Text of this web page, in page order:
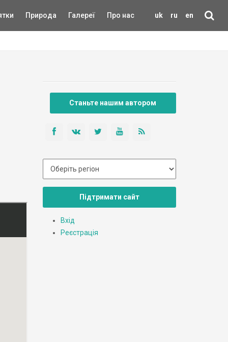
uk ru en
Природа Галереї Про нас
Станьте нашим автором
Підтримати сайт
Вхід
Реєстрація